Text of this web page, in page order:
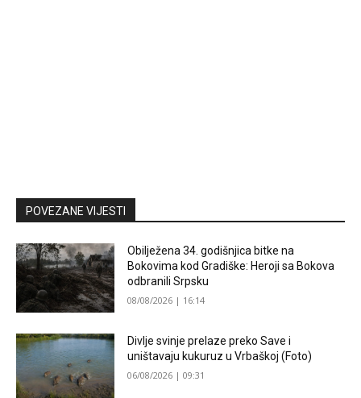
POVEZANE VIJESTI
Obilježena 34. godišnjica bitke na
Bokovima kod Gradiške: Heroji sa Bokova
odbranili Srpsku
08/08/2026 | 16:14
Divlje svinje prelaze preko Save i
uništavaju kukuruz u Vrbaškoj (Foto)
06/08/2026 | 09:31